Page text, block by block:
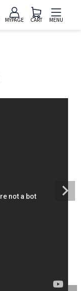
MYPAGE CART MENU